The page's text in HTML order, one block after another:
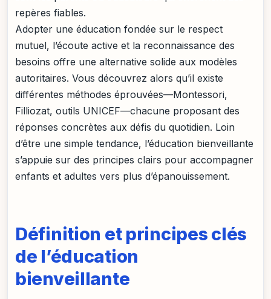
repères fiables.
Adopter une éducation fondée sur le respect
mutuel, l’écoute active et la reconnaissance des
besoins offre une alternative solide aux modèles
autoritaires. Vous découvrez alors qu’il existe
différentes méthodes éprouvées—Montessori,
Filliozat, outils UNICEF—chacune proposant des
réponses concrètes aux défis du quotidien. Loin
d’être une simple tendance, l’éducation bienveillante
s’appuie sur des principes clairs pour accompagner
enfants et adultes vers plus d’épanouissement.
Définition et principes clés
de l’éducation
bienveillante